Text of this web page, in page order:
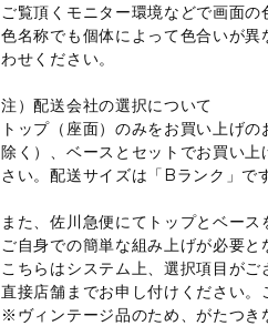
ご覧頂くモニター環境などで画面
色名称でも個体によって色合いが
わせください。
注）配送会社の選択について
トップ（座面）のみをお買い上げ
除く）、ベースとセットでお買い
さい。配送サイズは「Bランク」で
また、佐川急便にてトップとベース
ご自身での簡単な組み上げが必要
こちらはシステム上、選択項目がご
直接店舗までお申し付けください。
※ヴィンテージ品のため、がたつき